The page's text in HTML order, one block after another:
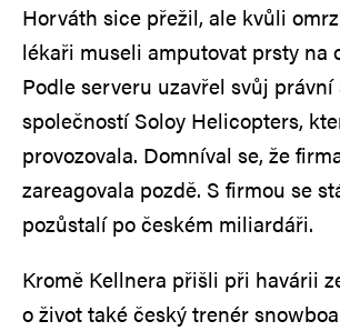
Horváth sice přežil, ale kvůli
lékaři museli amputovat prsty na
Podle serveru uzavřel svůj právní
společností Soloy Helicopters,
provozovala. Domníval se, že
zareagovala pozdě. S firmou se
pozůstalí po českém miliardáři.
Kromě Kellnera přišli při havárii
o život také český trenér